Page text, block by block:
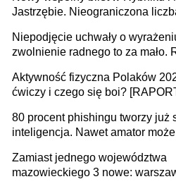
Jastrzębie. Nieograniczona
Niepodjęcie uchwały o
zwolnienie radnego to za mało.
rozstrzygać sprawy
Aktywność fizyczna Polaków
ćwiczy i czego się boi?
80 procent phishingu tworzy już
inteligencja. Nawet amator
Zamiast jednego województwa
mazowieckiego 3 nowe: